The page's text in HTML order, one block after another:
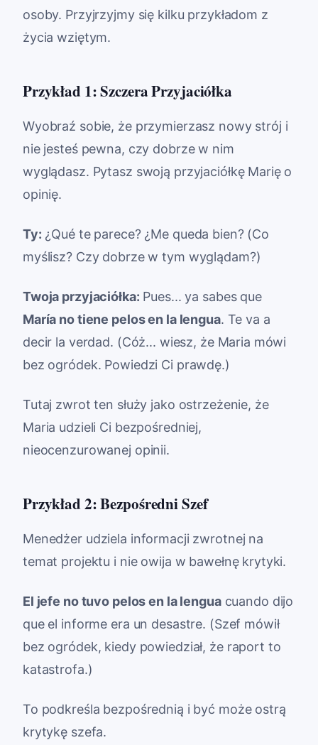
osoby. Przyjrzyjmy się kilku przykładom z
życia wziętym.
Przykład 1: Szczera Przyjaciółka
Wyobraź sobie, że przymierzasz nowy strój i
nie jesteś pewna, czy dobrze w nim
wyglądasz. Pytasz swoją przyjaciółkę Marię o
opinię.
Ty: ¿Qué te parece? ¿Me queda bien? (Co
myślisz? Czy dobrze w tym wyglądam?)
Twoja przyjaciółka: Pues... ya sabes que
María no tiene pelos en la lengua. Te va a
decir la verdad. (Cóż... wiesz, że Maria mówi
bez ogródek. Powiedzi Ci prawdę.)
Tutaj zwrot ten służy jako ostrzeżenie, że
Maria udzieli Ci bezpośredniej,
nieocenzurowanej opinii.
Przykład 2: Bezpośredni Szef
Menedżer udziela informacji zwrotnej na
temat projektu i nie owija w bawełnę krytyki.
El jefe no tuvo pelos en la lenguacuando dijo
que el informe era un desastre. (Szef mówił
bez ogródek, kiedy powiedział, że raport to
katastrofa.)
To podkreśla bezpośrednią i być może ostrą
krytykę szefa.